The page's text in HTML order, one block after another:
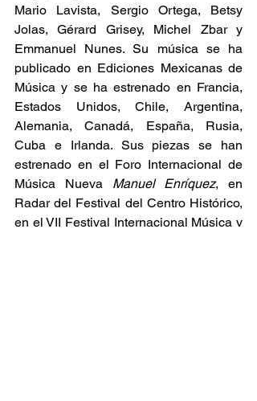
Mario Lavista, Sergio Ortega, Betsy
Jolas, Gérard Grisey, Michel Zbar y
Emmanuel Nunes. Su música se ha
publicado en Ediciones Mexicanas de
Música y se ha estrenado en Francia,
Estados Unidos, Chile, Argentina,
Alemania, Canadá, España, Rusia,
Cuba e Irlanda. Sus piezas se han
estrenado en el Foro Internacional de
Música Nueva Manuel Enríquez, en
Radar del Festival del Centro Histórico,
en el VII Festival Internacional Música y